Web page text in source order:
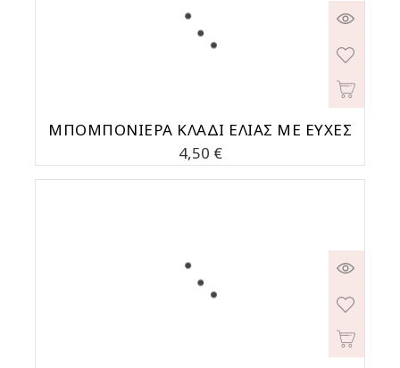
ΜΠΟΜΠΟΝΙΕΡΑ ΚΛΑΔΙ ΕΛΙΑΣ ΜΕ ΕΥΧΕΣ
Τιμή
4,50 €